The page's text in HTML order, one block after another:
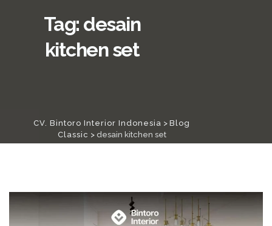
Tag: desain
kitchen set
CV. Bintoro Interior Indonesia > Blog
Classic > desain kitchen set